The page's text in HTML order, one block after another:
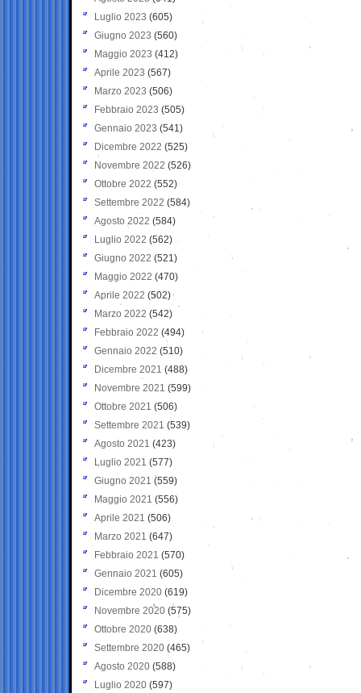
Luglio 2023 (605)
Giugno 2023 (560)
Maggio 2023 (412)
Aprile 2023 (567)
Marzo 2023 (506)
Febbraio 2023 (505)
Gennaio 2023 (541)
Dicembre 2022 (525)
Novembre 2022 (526)
Ottobre 2022 (552)
Settembre 2022 (584)
Agosto 2022 (584)
Luglio 2022 (562)
Giugno 2022 (521)
Maggio 2022 (470)
Aprile 2022 (502)
Marzo 2022 (542)
Febbraio 2022 (494)
Gennaio 2022 (510)
Dicembre 2021 (488)
Novembre 2021 (599)
Ottobre 2021 (506)
Settembre 2021 (539)
Agosto 2021 (423)
Luglio 2021 (577)
Giugno 2021(559)
Maggio 2021 (556)
Aprile 2021 (506)
Marzo 2021 (647)
Febbraio 2021 (570)
Gennaio 2021 (605)
Dicembre 2020 (619)
Novembre 2020 (575)
Ottobre 2020 (638)
Settembre 2020(465)
Agosto 2020 (588)
Luglio 2020 (597)